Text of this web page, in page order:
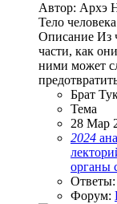
Автор: Архэ
Тело
Описание Из
части, как
ними может
Брат
Тема
28 Мар
2024
органы
Ответы:
Форум: